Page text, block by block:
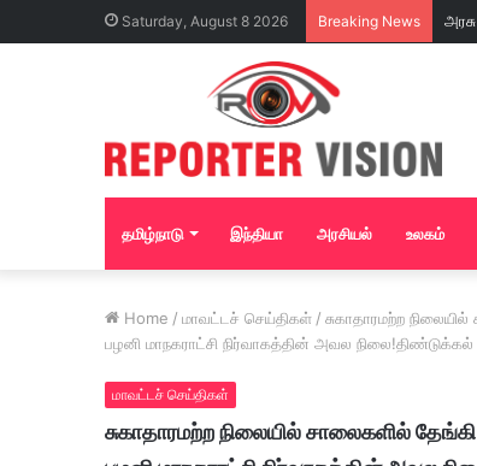
Saturday, August 8 2026 Breaking News
தமிழ்நாடு இந்தியா அரசியல் உலகம்
Home / மாவட்டச் செய்திகள் / சுகாதாரமற்ற
பழனி மாநகராட்சி நிர்வாகத்தின் அவல
மாவட்டச் செய்திகள்
சுகாதாரமற்ற நிலையில் சாலைகளில்